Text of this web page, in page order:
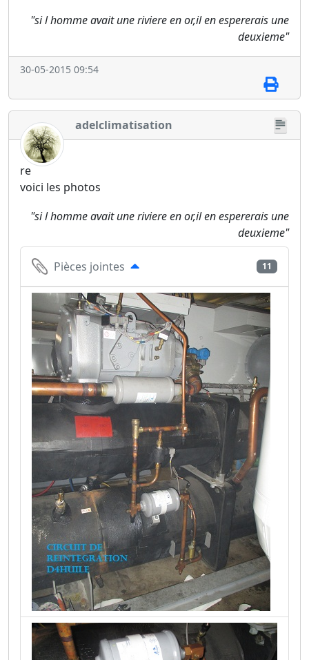
"si l homme avait une riviere en or,il en espererais une
deuxieme"
30-05-2015 09:54
adelclimatisation
re
voici les photos
"si l homme avait une riviere en or,il en espererais une
deuxieme"
Pièces jointes 11